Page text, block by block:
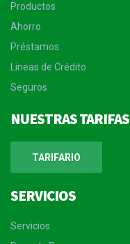
Productos
Ahorro
Préstamos
Lineas de Crédito
Seguros
NUESTRAS TARIFAS
TARIFARIO
SERVICIOS
Servicios